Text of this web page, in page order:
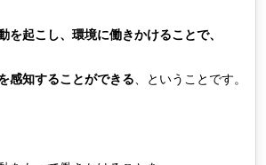
を起こし、環境に働きかけることで、
感知することができる、ということです。